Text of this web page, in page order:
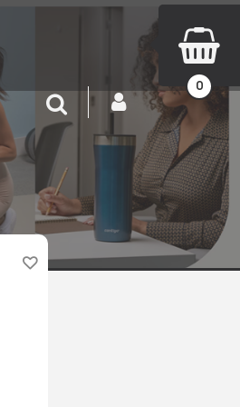
INICIAR SESIÓN
Buscar
0